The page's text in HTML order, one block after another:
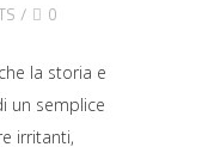
0
la storia e
un semplice
irritanti,